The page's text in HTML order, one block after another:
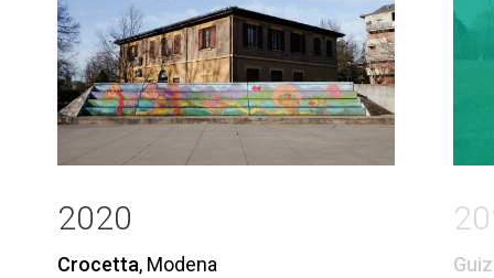
2020
Crocetta, Modena